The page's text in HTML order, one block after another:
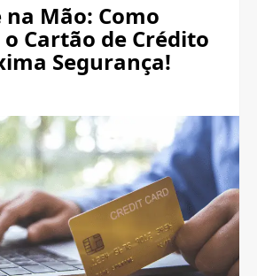
Mão: Como
Cartão de Crédito
Segurança!